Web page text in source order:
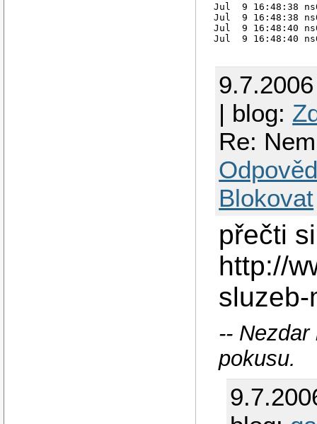
Jul  9 16:48:38
Jul  9 16:48:38
Jul  9 16:48:40
| blog:
Re:
Blokovat
přečti
http://
sluzeb-
--
pokusu.